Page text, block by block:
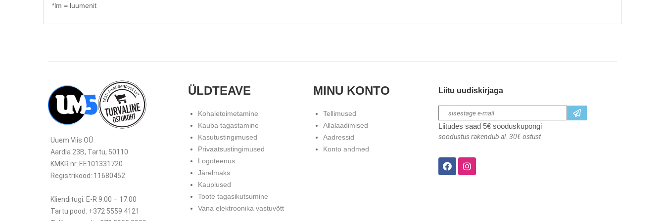
*lm = luumenit
Uuem Viis OÜ
Aardla 23B, Tartu, 50110
KMKR nr. EE101331720
Registrikood: 11680452
Klienditugi: E-R 9.00 – 17.00
Tartu pood: +372 5559 4121
ÜLDTEAVE
Kohaletoimetamine
Kauba tagastamine
Kasutustingimused
Privaatsustingimused
Logoteenus
Järelmaks
Kauplused
Toote tagasikutsumine
Vana elektroonika vastuvõtt
MINU KONTO
Tellimused
Allalaadimised
Aadressid
Konto andmed
Liitu uudiskirjaga
Liitudes saad 5€ sooduskupongi
soodustus rakendub al. 30€ ostust